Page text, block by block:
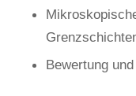
Bewertung